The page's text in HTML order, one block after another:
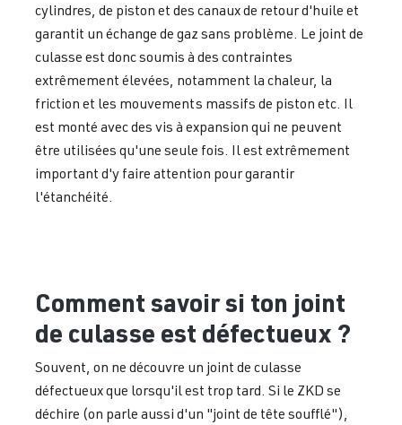
cylindres, de piston et des canaux de retour d'huile et
garantit un échange de gaz sans problème. Le joint de
culasse est donc soumis à des contraintes
extrêmement élevées, notamment la chaleur, la
friction et les mouvements massifs de piston etc. Il
est monté avec des vis à expansion qui ne peuvent
être utilisées qu'une seule fois. Il est extrêmement
important d'y faire attention pour garantir
l'étanchéité.
Comment savoir si ton joint
de culasse est défectueux ?
Souvent, on ne découvre un joint de culasse
défectueux que lorsqu'il est trop tard. Si le ZKD se
déchire (on parle aussi d'un "joint de tête soufflé"),